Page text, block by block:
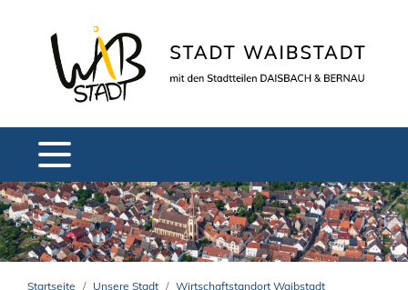
Startseite Unsere Stadt
Wirtschaftstandort Waibstadt